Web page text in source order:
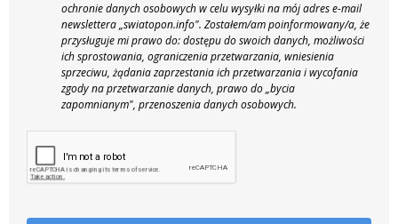
ochronie danych osobowych w celu wysyłki na mój adres e-mail
newslettera „swiatopon.info". Zostałem/am poinformowany/a, że
przysługuje mi prawo do: dostępu do swoich danych, możliwości
ich sprostowania, ograniczenia przetwarzania, wniesienia
sprzeciwu, żądania zaprzestania ich przetwarzania i wycofania
zgody na przetwarzanie danych, prawo do „bycia
zapomnianym", przenoszenia danych osobowych.